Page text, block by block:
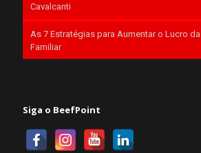
Cavalcanti
As 7 Estratégias para Aumentar o Lucro
Familiar
Siga o BeefPoint